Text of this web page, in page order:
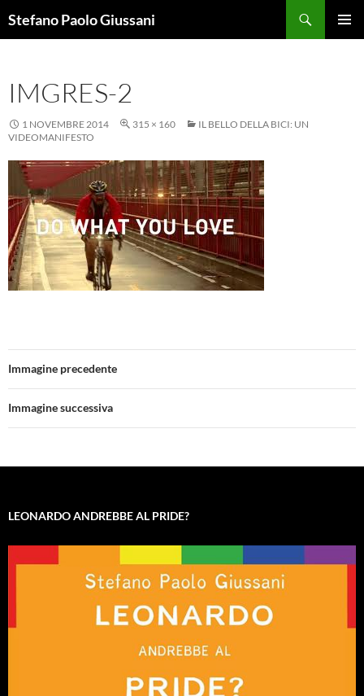
alStefano Paolo Giussani
IMGRES-2
1 NOVEMBRE 2014 315 × 160
IL BELLO DELLA BICI: UN
VIDEOMANIFESTO
Immagine precedente
Immagine successiva
LEONARDO ANDREBBE AL PRIDE?